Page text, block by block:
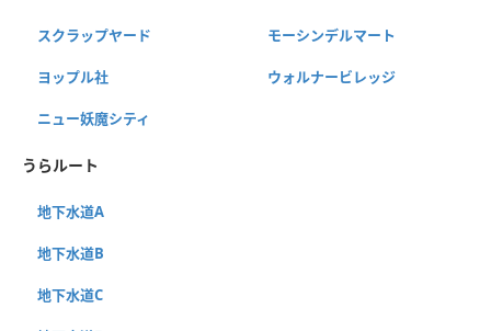
スクラップヤード モーシンデルマート
ヨップル社 ウォルナービレッジ
ニュー妖魔シティ
うらルート
地下水道A
地下水道B
地下水道C